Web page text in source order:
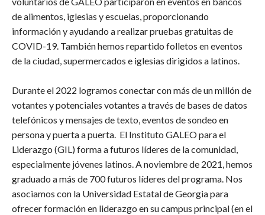
de alimentos, iglesias y escuelas, proporcionando
información y ayudando a realizar pruebas gratuitas de
COVID-19. También hemos repartido folletos en eventos
de la ciudad, supermercados e iglesias dirigidos a latinos.
Durante el 2022 logramos conectar con más de un millón de
votantes y potenciales votantes a través de bases de datos
telefónicos y mensajes de texto, eventos de sondeo en
persona y puerta a puerta. El Instituto GALEO para el
Liderazgo (GIL) forma a futuros líderes de la comunidad,
especialmente jóvenes latinos. A noviembre de 2021, hemos
graduado a más de 700 futuros líderes del programa. Nos
asociamos con la Universidad Estatal de Georgia para
ofrecer formación en liderazgo en su campus principal (en el